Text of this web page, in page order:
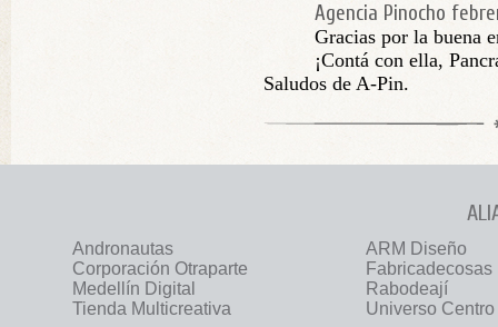
Agencia Pinocho
Gracias por la buena
¡Contá con ella,
Saludos de A-Pin.
Andronautas
ARM Diseño
Corporación Otraparte
Fabricadecosas
Medellín Digital
Rabodeají
Tienda Multicreativa
Universo Centro